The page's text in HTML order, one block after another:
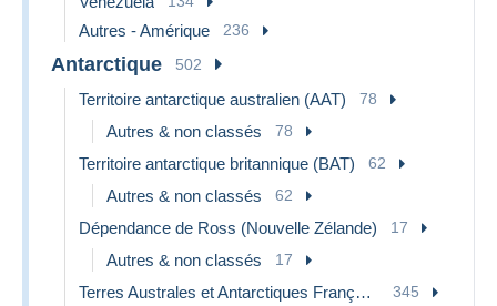
Autres - Amérique 236
Antarctique 502
Territoire antarctique australien (AAT) 78
Autres & non classés 78
Territoire antarctique britannique (BAT) 62
Autres & non classés 62
Dépendance de Ross (Nouvelle Zélande) 17
Autres & non classés 17
Terres Australes et Antarctiques Françaises (TAAF) 345